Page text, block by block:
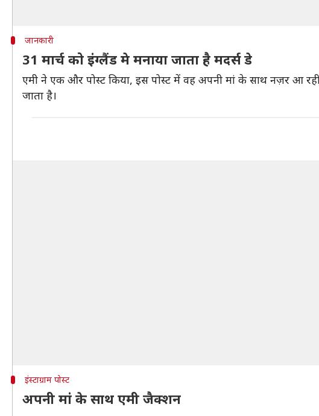
जानकारी
31 मार्च को इंग्लैंड मे मनाया जाता है मदर्स डे
एमी ने एक और पोस्ट किया, इस पोस्ट में वह अपनी मां के साथ नज़र आ रही
जाता है।
इंस्टाग्राम पोस्ट
अपनी मां के साथ एमी जैक्शन